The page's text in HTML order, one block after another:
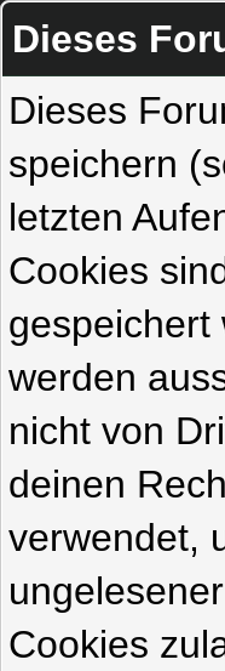
Dieses
Dieses
speichern
letzten
Cookies
gespeichert
werden
nicht von
deinen
verwendet,
Cookies